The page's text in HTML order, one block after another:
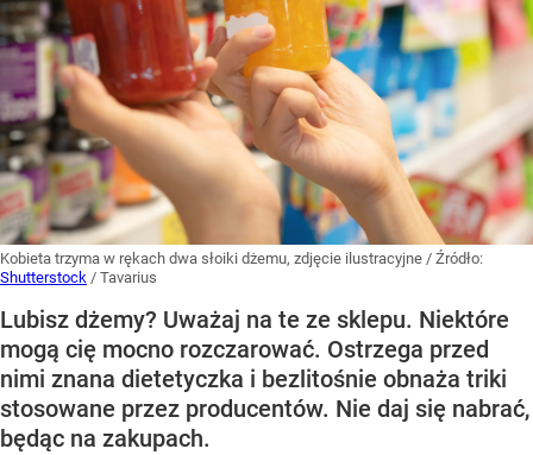
Kobieta trzyma w rękach dwa słoiki dżemu, zdjęcie ilustracyjne / Źródło:
Shutterstock / Tavarius
Lubisz dżemy? Uważaj na te ze sklepu. Niektóre
mogą cię mocno rozczarować. Ostrzega przed
nimi znana dietetyczka i bezlitośnie obnaża triki
stosowane przez producentów. Nie daj się nabrać,
będąc na zakupach.